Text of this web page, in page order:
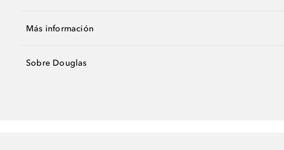
Más información
Sobre Douglas